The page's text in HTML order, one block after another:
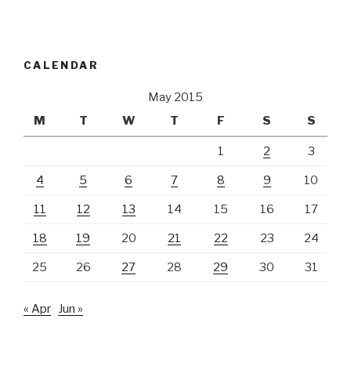
CALENDAR
May 2015
M
T W T F S S
1 2 3
4 5 6 7 8 9 10
11 12 13 14 15 16 17
18 19 20 21 22 23 24
25 26 27 28 29 30 31
« Apr Jun »